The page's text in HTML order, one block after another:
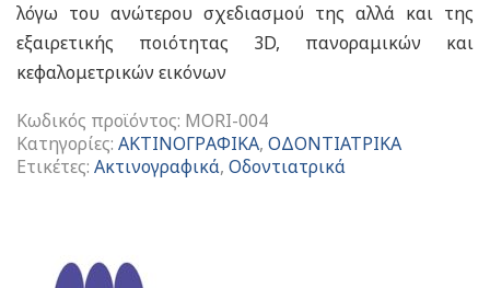
λόγω του ανώτερου σχεδιασμού της αλλά και της
εξαιρετικής ποιότητας 3D, πανοραμικών και
κεφαλομετρικών εικόνων
Κωδικός προϊόντος: MORI-004
Κατηγορίες: ΑΚΤΙΝΟΓΡΑΦΙΚΑ, ΟΔΟΝΤΙΑΤΡΙΚΑ
Ετικέτες: Ακτινογραφικά, Οδοντιατρικά
Ακτινογραφικο